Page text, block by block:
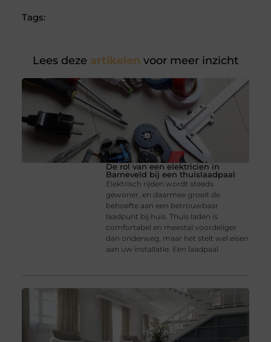
Tags:
Lees deze artikelen voor meer inzicht
De rol van een elektricien in
Barneveld bij een thuislaadpaal
Elektrisch rijden wordt steeds
gewoner, en daarmee groeit de
behoefte aan een betrouwbaar
laadpunt bij huis. Thuis laden is
comfortabel en meestal voordeliger
dan onderweg, maar het stelt wel eisen
aan uw installatie. Een laadpaal